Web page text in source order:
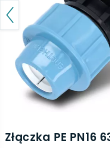
Złączka PE PN16